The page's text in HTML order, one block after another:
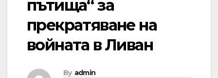
пътища“ за
прекратяване на
войната в Ливан
By admin